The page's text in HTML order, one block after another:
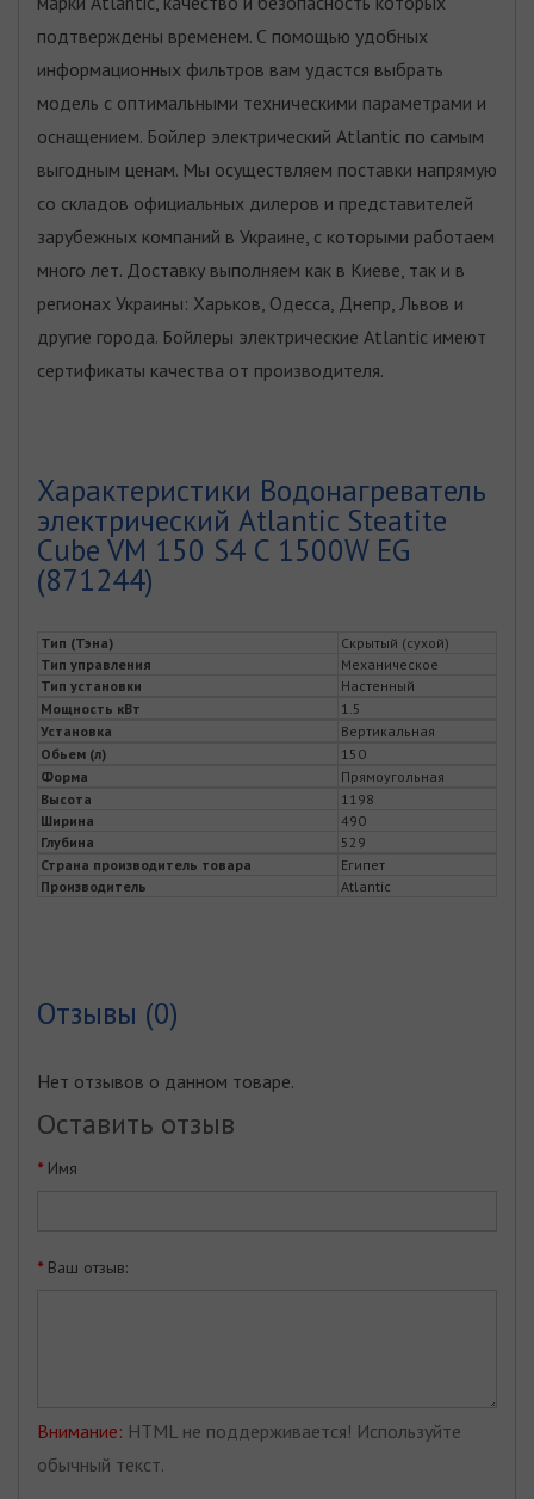
подтверждены временем. С помощью удобных
информационных фильтров вам удастся выбрать
модель с оптимальными техническими параметрами и
оснащением. Бойлер электрический Atlantic по самым
выгодным ценам. Мы осуществляем поставки напрямую
со складов официальных дилеров и представителей
зарубежных компаний в Украине, с которыми работаем
много лет. Доставку выполняем как в Киеве, так и в
регионах Украины: Харьков, Одесса, Днепр, Львов и
другие города. Бойлеры электрические Atlantic имеют
сертификаты качества от производителя.
Характеристики Водонагреватель
электрический Atlantic Steatite
Cube VM 150 S4 C 1500W EG
(871244)
Тип (Тэна)
Скрытый (сухой)
Тип управления
Механическое
Тип установки
Настенный
Мощность кВт
1.5
Установка
Вертикальная
Обьем (л)
150
Форма
Прямоугольная
Высота
1198
Ширина
490
Глубина
529
Страна производитель товара
Египет
Производитель
Atlantic
Отзывы (0)
Нет отзывов о данном товаре.
Оставить отзыв
Имя
Ваш отзыв:
Внимание: HTML не поддерживается! Используйте
обычный текст.